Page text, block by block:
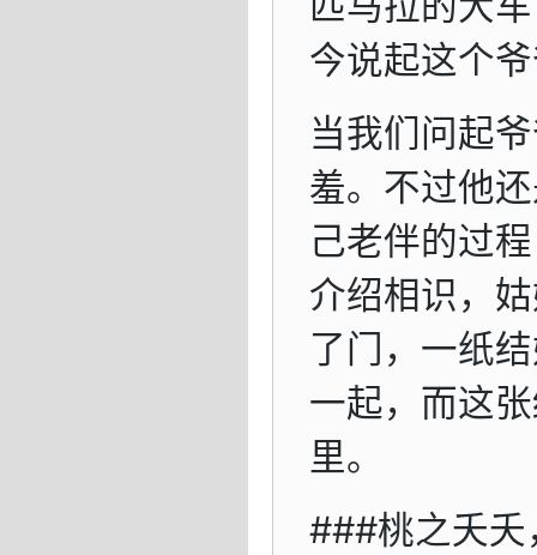
今说起这个
当我们问起
羞。不过他
己老伴的过
介绍相识，
了门，一纸
一起，而这
里。
###桃之夭